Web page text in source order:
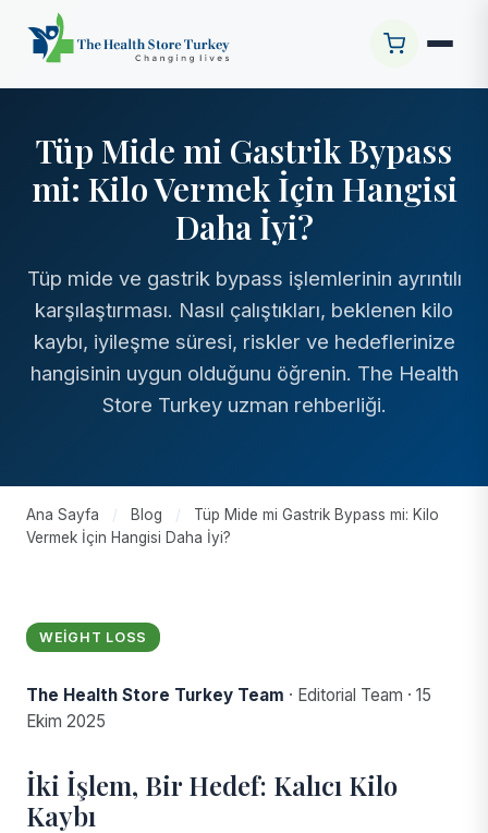
Tüp Mide mi Gastrik Bypass
mi: Kilo Vermek İçin Hangisi
Daha İyi?
Tüp mide ve gastrik bypass işlemlerinin ayrıntılı
karşılaştırması. Nasıl çalıştıkları, beklenen kilo
kaybı, iyileşme süresi, riskler ve hedeflerinize
hangisinin uygun olduğunu öğrenin. The Health
Store Turkey uzman rehberliği.
Ana Sayfa / Blog /
Tüp Mide mi Gastrik Bypass mi: Kilo
Vermek İçin Hangisi Daha İyi?
WEIGHT LOSS
The Health Store Turkey Team · Editorial Team · 15
Ekim 2025
İki İşlem, Bir Hedef: Kalıcı Kilo
Kaybı